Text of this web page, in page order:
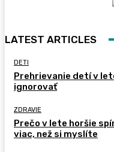
LATEST ARTICLES
DETI
Prehrievanie detí v
ignorovať
ZDRAVIE
Prečo v lete horšie
viac, než si myslíte